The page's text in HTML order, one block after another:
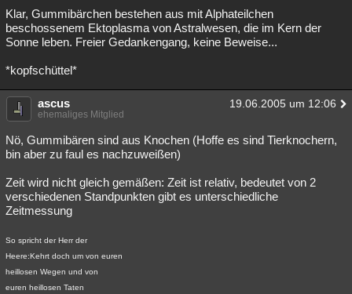
Besucht Teilgenommen Alle Neue Geschlossen
Lesenswert Schlüsselwörter
Klar, Gummibärchen bestehen aus mit Alphateilchen
beschossenem Ektoplasma von Astralwesen, die im Kern der
Sonne leben. Freier Gedankengang, keine Beweise...
*kopfschüttel*
ascus 19.06.2005 um 12:06
ehemaliges Mitglied
Nö, Gummibären sind aus Knochen (Hoffe es sind Tierknochern,
bin aber zu faul es nachzuweißen)
Zeit wird nicht gleich gemäßen: Zeit ist relativ, bedeutet von 2
verschiedenen Standpunkten gibt es unterschiedliche
Zeitmessung
So spricht der Herr der
Heere:Kehrt doch um von euren
heillosen Wegen und von
euren heillosen Taten